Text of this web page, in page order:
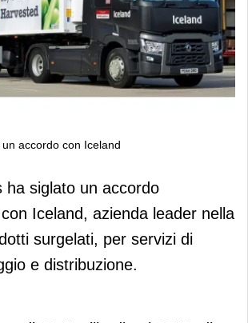
accordo con Iceland
sigla un accordo con
ha siglato un accordo
Iceland, azienda leader nella
surgelati, per servizi di
e distribuzione.